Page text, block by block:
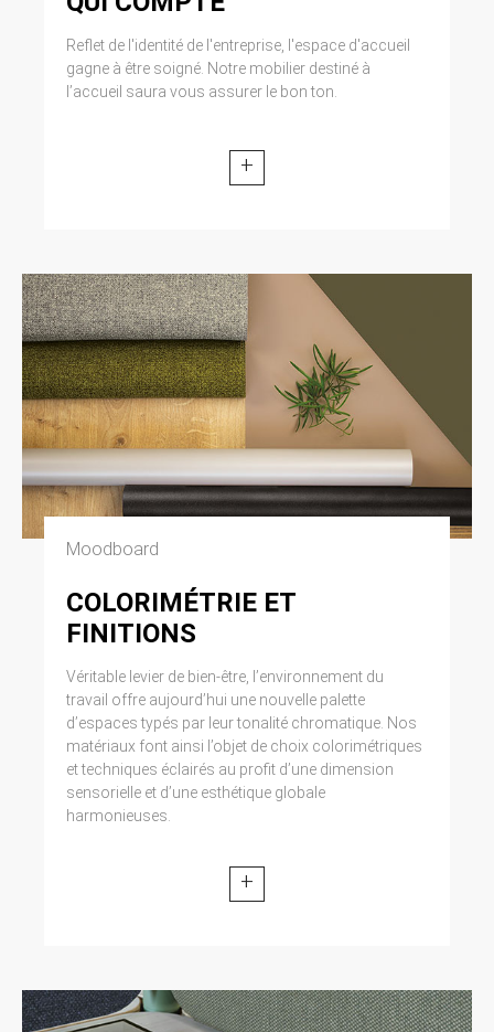
Reflet de l'identité de l'entreprise, l'espace d'accueil
gagne à être soigné. Notre mobilier destiné à
l’accueil saura vous assurer le bon ton.
+
Moodboard
COLORIMÉTRIE ET
FINITIONS
Véritable levier de bien-être, l’environnement du
travail offre aujourd’hui une nouvelle palette
d’espaces typés par leur tonalité chromatique. Nos
matériaux font ainsi l’objet de choix colorimétriques
et techniques éclairés au profit d’une dimension
sensorielle et d’une esthétique globale
harmonieuses.
+